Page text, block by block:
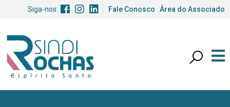
Siga-nos: Fale Conosco Área do Associado